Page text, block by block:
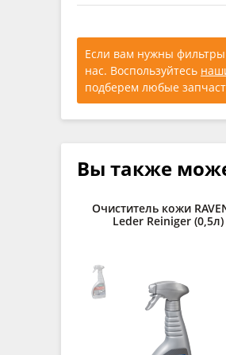
Если вам нужны фильтры
нас. Воспользуйтесь
подберем любые
Вы также
Очиститель кожи
Leder Reiniger (0,5л)